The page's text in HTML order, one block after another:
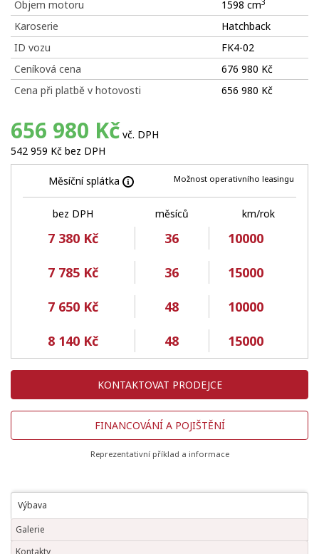
Objem motoru
1598 cm3
Karoserie
Hatchback
ID vozu
FK4-02
Ceníková cena
676 980 Kč
Cena při platbě v hotovosti
656 980 Kč
656 980 Kč vč. DPH
542 959 Kč bez DPH
Měsíční splátka Možnost operativního leasingu
bez DPH měsíců km/rok
7 380 Kč 36
10000
7 785 Kč
36
15000
7 650 Kč
48
10000
8 140 Kč
48 15000
KONTAKTOVAT PRODEJCE
FINANCOVÁNÍ A POJIŠTĚNÍ
Reprezentativní příklad a informace
Výbava
Galerie